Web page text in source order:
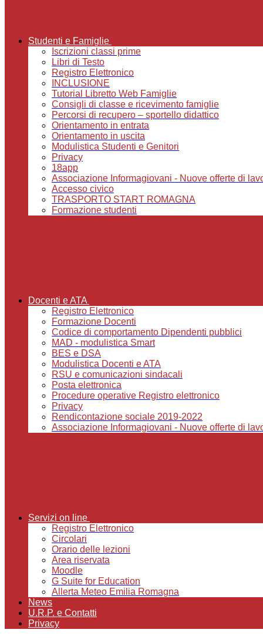
Studenti e Famiglie
Iscrizioni classi prime
Libri di Testo
Registro Elettronico
INCLUSIONE
Tutorial Libretto Web Famiglie
Consigli di classe e ricevimento famiglie
Percorsi di recupero – sportello didattico
Orientamento in entrata
Orientamento in uscita
Modulistica Studenti e Genitori
Privacy
18app
Associazione Informagiovani - Nuove offerte di
Accesso civico
TRASPORTO START ROMAGNA
Formazione studenti
Docenti e ATA
Registro Elettronico
Formazione Docenti
Codice di comportamento Dipendenti pubblici
MAD - modulistica Smart
BES e DSA
Modulistica Docenti e ATA
RSU e comunicazioni sindacali
Posta elettronica
Procedure operative Registro elettronico
Privacy
Rendicontazione sociale 2019-2022
Associazione Informagiovani - Nuove offerte di
Servizi on line
Registro Elettronico
Circolari
Orario delle lezioni
Area riservata
Moodle
G Suite for Education
Allerta Meteo Emilia Romagna
News
U.R.P. e Contatti
Privacy